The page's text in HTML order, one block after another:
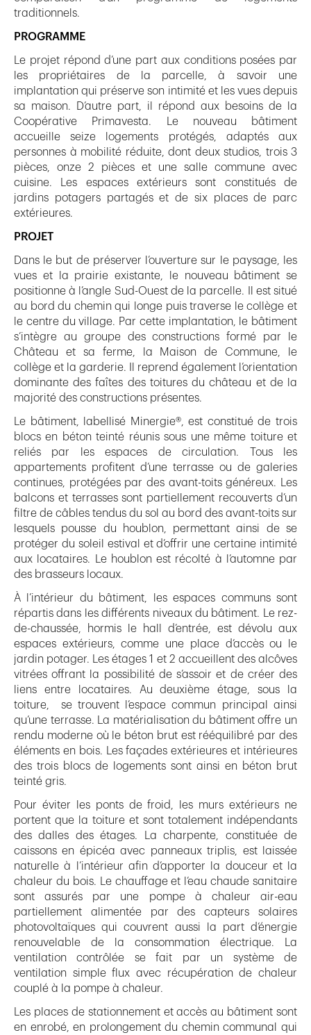
traditionnels.
PROGRAMME
Le projet répond d’une part aux conditions posées par
les propriétaires de la parcelle, à savoir une
implantation qui préserve son intimité et les vues depuis
sa maison. D’autre part, il répond aux besoins de la
Coopérative Primavesta. Le nouveau bâtiment
accueille seize logements protégés, adaptés aux
personnes à mobilité réduite, dont deux studios, trois 3
pièces, onze 2 pièces et une salle commune avec
cuisine. Les espaces extérieurs sont constitués de
jardins potagers partagés et de six places de parc
extérieures.
PROJET
Dans le but de préserver l’ouverture sur le paysage, les
vues et la prairie existante, le nouveau bâtiment se
positionne à l’angle Sud-Ouest de la parcelle. Il est situé
au bord du chemin qui longe puis traverse le collège et
le centre du village. Par cette implantation, le bâtiment
s’intègre au groupe des constructions formé par le
Château et sa ferme, la Maison de Commune, le
collège et la garderie. Il reprend également l’orientation
dominante des faîtes des toitures du château et de la
majorité des constructions présentes.
Le bâtiment, labellisé Minergie®, est constitué de trois
blocs en béton teinté réunis sous une même toiture et
reliés par les espaces de circulation. Tous les
appartements profitent d’une terrasse ou de galeries
continues, protégées par des avant-toits généreux. Les
balcons et terrasses sont partiellement recouverts d’un
filtre de câbles tendus du sol au bord des avant-toits sur
lesquels pousse du houblon, permettant ainsi de se
protéger du soleil estival et d’offrir une certaine intimité
aux locataires. Le houblon est récolté à l’automne par
des brasseurs locaux.
À l’intérieur du bâtiment, les espaces communs sont
répartis dans les différents niveaux du bâtiment. Le rez-
de-chaussée, hormis le hall d’entrée, est dévolu aux
espaces extérieurs, comme une place d’accès ou le
jardin potager. Les étages 1 et 2 accueillent des alcôves
vitrées offrant la possibilité de s’assoir et de créer des
liens entre locataires. Au deuxième étage, sous la
toiture, se trouvent l’espace commun principal ainsi
qu’une terrasse. La matérialisation du bâtiment offre un
rendu moderne où le béton brut est rééquilibré par des
éléments en bois. Les façades extérieures et intérieures
des trois blocs de logements sont ainsi en béton brut
teinté gris.
Pour éviter les ponts de froid, les murs extérieurs ne
portent que la toiture et sont totalement indépendants
des dalles des étages. La charpente, constituée de
caissons en épicéa avec panneaux triplis, est laissée
naturelle à l’intérieur afin d’apporter la douceur et la
chaleur du bois. Le chauffage et l’eau chaude sanitaire
sont assurés par une pompe à chaleur air-eau
partiellement alimentée par des capteurs solaires
photovoltaïques qui couvrent aussi la part d’énergie
renouvelable de la consommation électrique. La
ventilation contrôlée se fait par un système de
ventilation simple flux avec récupération de chaleur
couplé à la pompe à chaleur.
Les places de stationnement et accès au bâtiment sont
en enrobé, en prolongement du chemin communal qui